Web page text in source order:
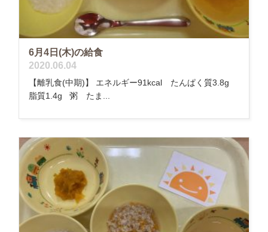
6月4日(木)の給食
2020.06.04
【離乳食(中期)】 エネルギー91kcal たんぱく質3.8g
脂質1.4g 粥 たま...